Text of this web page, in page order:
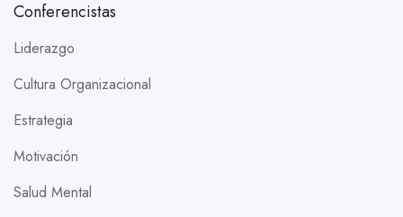
Conferencistas
Liderazgo
Cultura Organizacional
Estrategia
Motivación
Salud Mental